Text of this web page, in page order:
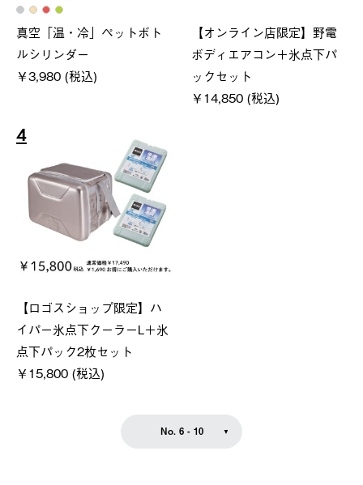
真空「温・冷」ペットボト
ルシリンダー
￥3,980 (税込)
【オンライン店限定】野電
ボディエアコン＋氷点下パ
ックセット
￥14,850 (税込)
4
【ロゴスショップ限定】ハ
イパー氷点下クーラーL＋氷
点下パック2枚セット
￥15,800 (税込)
No. 6 - 10